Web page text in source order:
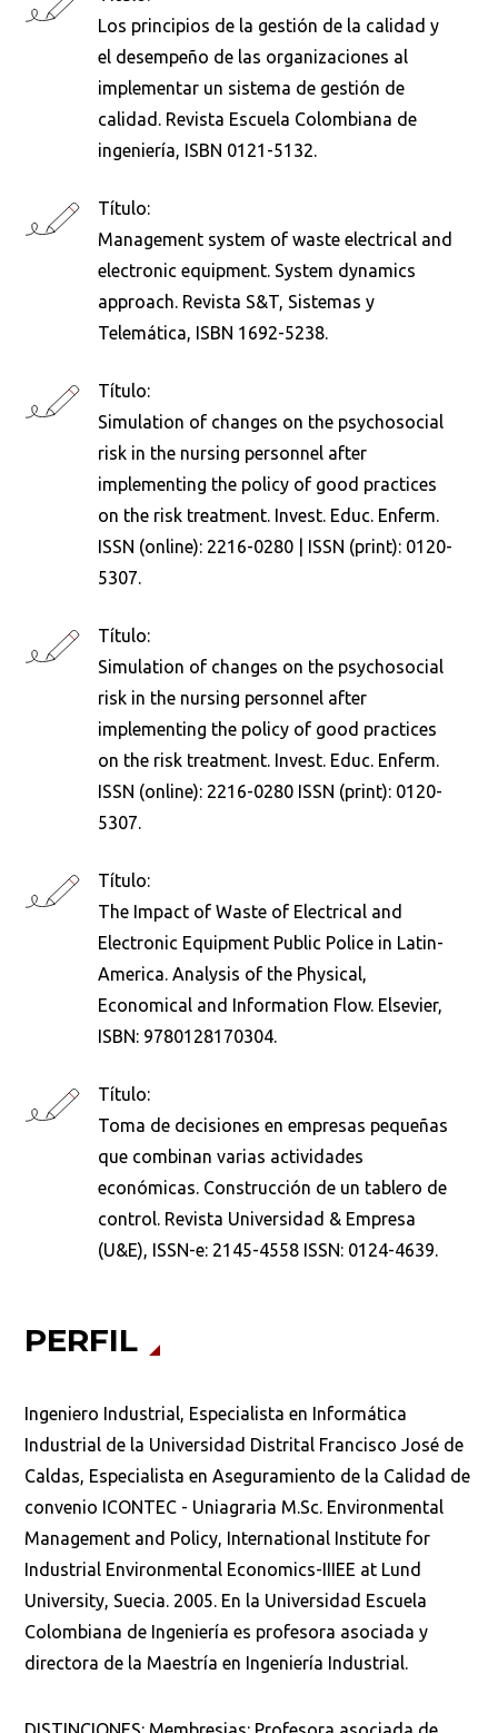
Los principios de la gestión de la calidad y
el desempeño de las organizaciones al
implementar un sistema de gestión de
calidad. Revista Escuela Colombiana de
ingeniería, ISBN 0121-5132.
Título:
Management system of waste electrical and
electronic equipment. System dynamics
approach. Revista S&T, Sistemas y
Telemática, ISBN 1692-5238.
Título:
Simulation of changes on the psychosocial
risk in the nursing personnel after
implementing the policy of good practices
on the risk treatment. Invest. Educ. Enferm.
ISSN (online): 2216-0280 | ISSN (print): 0120-
5307.
Título:
Simulation of changes on the psychosocial
risk in the nursing personnel after
implementing the policy of good practices
on the risk treatment. Invest. Educ. Enferm.
ISSN (online): 2216-0280 ISSN (print): 0120-
5307.
Título:
The Impact of Waste of Electrical and
Electronic Equipment Public Police in Latin-
America. Analysis of the Physical,
Economical and Information Flow. Elsevier,
ISBN: 9780128170304.
Título:
Toma de decisiones en empresas pequeñas
que combinan varias actividades
económicas. Construcción de un tablero de
control. Revista Universidad & Empresa
(U&E), ISSN-e: 2145-4558 ISSN: 0124-4639.
PERFIL
Ingeniero Industrial, Especialista en Informática
Industrial de la Universidad Distrital Francisco José de
Caldas, Especialista en Aseguramiento de la Calidad de
convenio ICONTEC - Uniagraria M.Sc. Environmental
Management and Policy, International Institute for
Industrial Environmental Economics-IIIEE at Lund
University, Suecia. 2005. En la Universidad Escuela
Colombiana de Ingeniería es profesora asociada y
directora de la Maestría en Ingeniería Industrial.
Busca en la escuela
¿Qué buscas?
Buscar en: *
Ordenar por: *
Buscar